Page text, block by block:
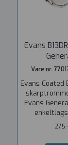
Evans
Vare nr.
Evans Coated
Evans
275,-